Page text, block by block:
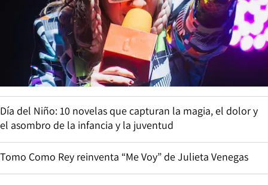
Día del Niño: 10 novelas que capturan la magia, el dolor y
el asombro de la infancia y la juventud
Tomo Como Rey reinventa “Me Voy” de Julieta Venegas